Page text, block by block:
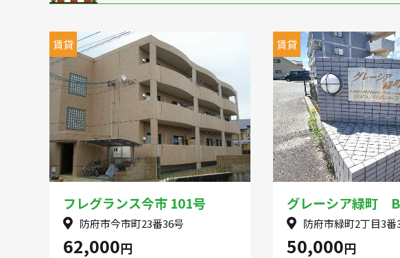
賃貸
フレグランス今市 101号
防府市今市町23番36号
62,000円
賃貸
グレーシア緑町
防府市緑町2丁目3番
50,000円